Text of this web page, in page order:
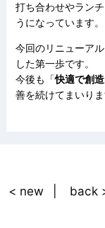
打ち合わせやラン
うになっています。
今回のリニューア
した第一歩です。
今後も「快適で創
善を続けてまいりま
< new back